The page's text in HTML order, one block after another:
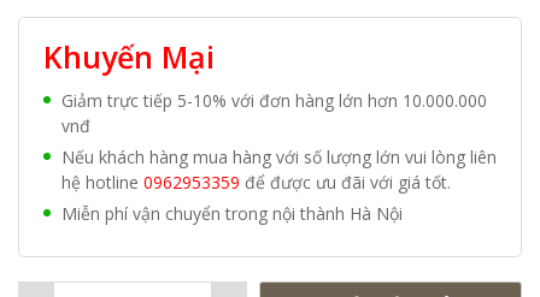
Khuyến Mại
Giảm trực tiếp 5-10% với đơn hàng lớn hơn 10.000.000
vnđ
Nếu khách hàng mua hàng với số lượng lớn vui lòng liên
hệ hotline 0962953359 để được ưu đãi với giá tốt.
Miễn phí vận chuyển trong nội thành Hà Nội